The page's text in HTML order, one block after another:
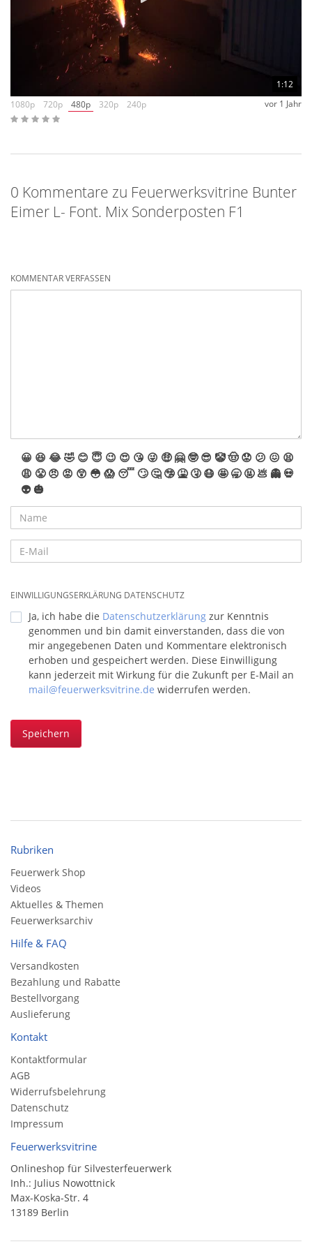
1:12
1080p
720p 480p 320p 240p vor 1 Jahr
0 Kommentare zu Feuerwerksvitrine Bunter
Eimer L- Font. Mix Sonderposten F1
KOMMENTAR VERFASSEN
😀 😆 😂🤣 😊 😇 😉 😍 😘 😜 🤑 🤗 🤓 😎 🤡🤠 😟 😕 😖 😫
😩 😤 😠 😡 😲 😳 😱 😴 🙄 🤔 🤥 🤮 🤧 😷 🤩 🥱 🤬 💩 👻 💀
👽 🎃
EINWILLIGUNGSERKLÄRUNG DATENSCHUTZ
Ja, ich habe die Datenschutzerklärung zur Kenntnis
genommen und bin damit einverstanden, dass die von
mir angegebenen Daten und Kommentare elektronisch
erhoben und gespeichert werden. Diese Einwilligung
kann jederzeit mit Wirkung für die Zukunft per E-Mail an
mail@feuerwerksvitrine.de widerrufen werden.
Speichern
Rubriken
Feuerwerk Shop
Videos
Aktuelles & Themen
Feuerwerksarchiv
Hilfe & FAQ
Versandkosten
Bezahlung und Rabatte
Bestellvorgang
Auslieferung
Kontakt
Kontaktformular
AGB
Widerrufsbelehrung
Datenschutz
Impressum
Feuerwerksvitrine
Onlineshop für Silvesterfeuerwerk
Inh.: Julius Nowottnick
Max-Koska-Str. 4
13189 Berlin